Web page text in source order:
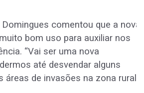
Domingues comentou que a nova
bom uso para auxiliar nos
“Vai ser uma nova
até desvendar alguns
áreas de invasões na zona rural”,